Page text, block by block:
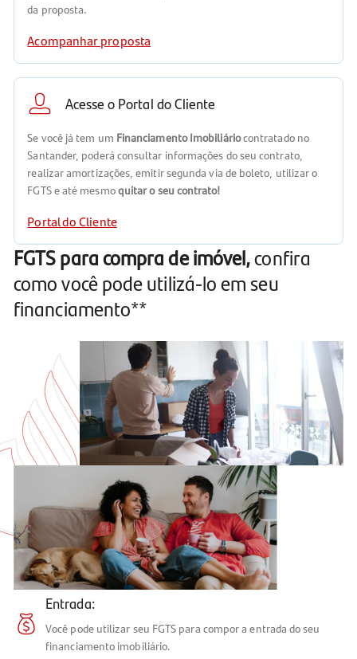
da proposta.
Acompanhar proposta
Acesse o Portal do Cliente
Se você já tem um Financiamento Imobiliáriocontratado no
Santander, poderá consultar informações do seu contrato,
realizar amortizações, emitir segunda via de boleto, utilizar o
FGTS e até mesmoquitar o seu contrato!
Portal do Cliente
FGTS para compra de imóvel,confira
como você pode utilizá-lo em seu
financiamento**
Entrada:
Você pode utilizar seu FGTS para compor a entrada do seu
financiamento imobiliário.